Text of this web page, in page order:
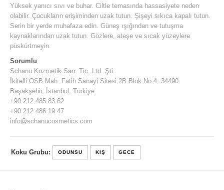
Yüksek yanıcı sıvı ve buhar. Ciltle temasında hassasiyete neden
olabilir. Çocukların erişiminden uzak tutun. Şişeyi sıkıca kapalı tutun.
Serin bir yerde muhafaza edin. Güneş ışığından ve tutuşma
kaynaklarından uzak tutun. Gözlere, ateşe ve sıcak yüzeylere
püskürtmeyin.
Sorumlu
Schanu Kozmetik San. Tic. Ltd. Şti.
İkitelli OSB Mah. Fatih Sanayi Sitesi 2B Blok No:4, 34490
Başakşehir, İstanbul, Türkiye
+90 212 485 83 62
+90 212 486 19 47
info@schanucosmetics.com
Koku Grubu: ODUNSU KIŞ GECE